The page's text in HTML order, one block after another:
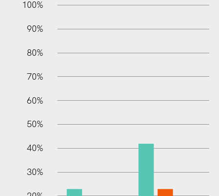
10%
100%
90%
80%
70%
60%
50%
40%
30%